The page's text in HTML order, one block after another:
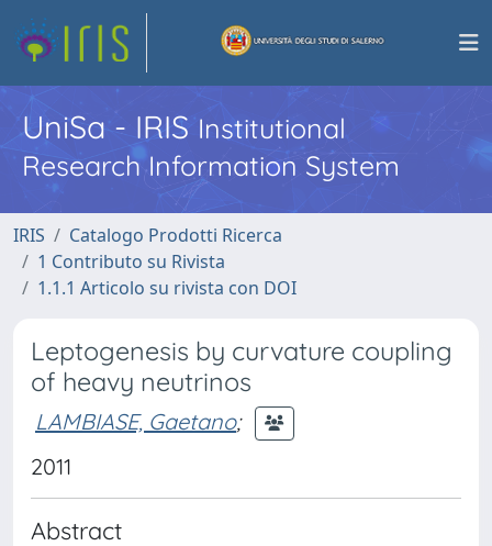
UniSa - IRISInstitutional
Research Information System
IRIS
Catalogo Prodotti Ricerca
1 Contributo su Rivista
1.1.1 Articolo su rivista con DOI
Leptogenesis by curvature coupling
of heavy neutrinos
LAMBIASE, Gaetano;
2011
Abstract